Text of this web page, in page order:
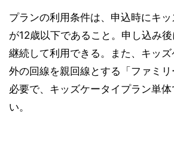
プランの利用条件は、申込時にキ
が12歳以下であること。申し込み
継続して利用できる。また、キッ
外の回線を親回線とする「ファミ
必要で、キッズケータイプラン単
い。